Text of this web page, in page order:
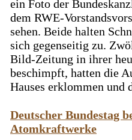
ein Foto der
dem RWE-
sehen. Beide halten
sich gegenseitig zu.
Bild-Zeitung in ihrer
beschimpft, hatten die
Hauses erklommen und
Deutscher Bundestag
Atomkraftwerke